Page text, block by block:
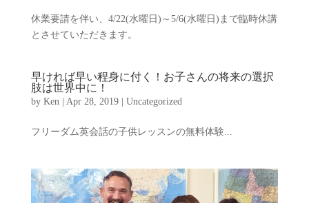
休業要請を伴い、4/22(水曜日)～5/6(水曜日)まで臨時休講
とさせていただきます。
早ければ早い程身に付く！お子さんの将来の選択
肢は世界中に！
by Ken Apr 28, 2019| Uncategorized
フリーダム英会話の子供レッスンの無料体験...